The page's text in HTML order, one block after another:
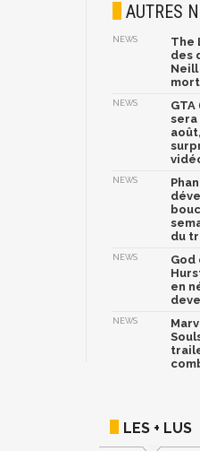
AUTRES
NEWS
The
des
Neill
NEWS
sera
NEWS
du
NEWS
God
en
NEWS
LES + LUS